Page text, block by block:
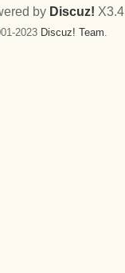
by Discuz! X3.4
2023 Discuz! Team.